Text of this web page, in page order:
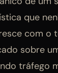
que
com o
sobre
tráfego